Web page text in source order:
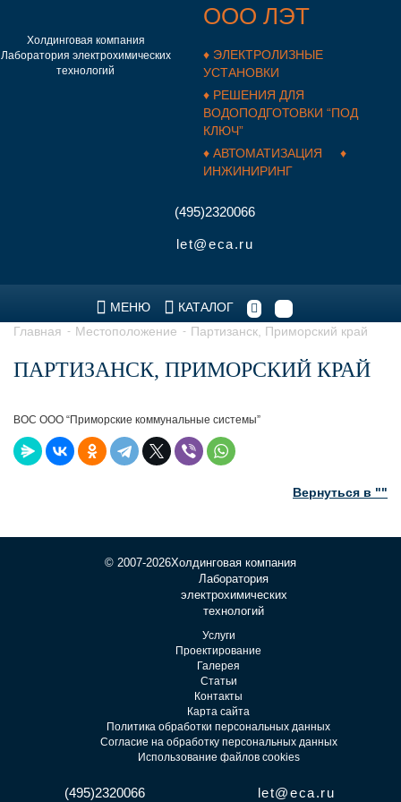
Холдинговая компания
Лаборатория электрохимических
технологий
ООО ЛЭТ
♦ ЭЛЕКТРОЛИЗНЫЕ
УСТАНОВКИ
♦ РЕШЕНИЯ ДЛЯ
ВОДОПОДГОТОВКИ “ПОД
КЛЮЧ”
♦ АВТОМАТИЗАЦИЯ ♦
ИНЖИНИРИНГ
(495)2320066
let@eca.ru
МЕНЮ
КАТАЛОГ
Главная
Местоположение Партизанск, Приморский край
ПАРТИЗАНСК, ПРИМОРСКИЙ КРАЙ
ВОС ООО “Приморские коммунальные системы”
Вернуться в ""
© 2007-2026Холдинговая компания
Лаборатория
электрохимических
технологий
Услуги
Проектирование
Галерея
Статьи
Контакты
Карта сайта
Политика обработки персональных данных
Согласие на обработку персональных данных
Использование файлов cookies
(495)2320066 let@eca.ru